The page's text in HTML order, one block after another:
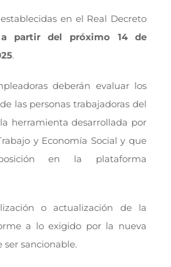
en el Real Decreto
a partir del próximo 14 de
.
deberán evaluar los
las personas trabajadoras del
herramienta desarrollada por
y Economía Social y que
en la plataforma
o actualización de la
a lo exigido por la nueva
sancionable.